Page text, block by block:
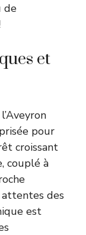
de
et
pour
croissant
couplé à
attentes des
est